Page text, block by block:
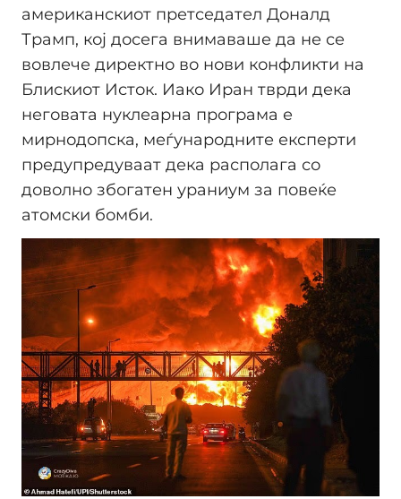
американскиот претседател Доналд
Трамп, кој досега внимаваше да не се
вовлече директно во нови конфликти на
Блискиот Исток. Иако Иран тврди дека
неговата нуклеарна програма е
мирнодопска, меѓународните експерти
предупредуваат дека располага со
доволно збогатен ураниум за повеќе
атомски бомби.